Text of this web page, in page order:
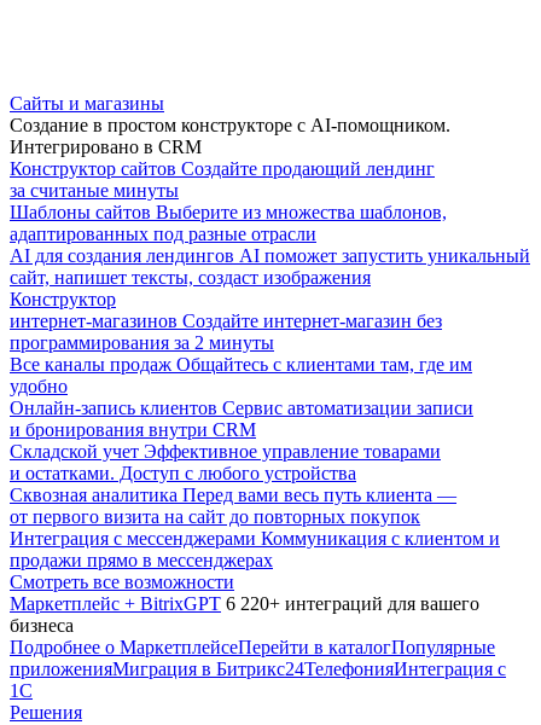
Сайты и магазины
Создание в простом конструкторе с AI-помощником.
Интегрировано в CRM
Конструктор сайтов Создайте продающий лендинг
за считаные минуты
Шаблоны сайтов Выберите из множества шаблонов,
адаптированных под разные отрасли
AI для создания лендингов AI поможет запустить уникальный
сайт, напишет тексты, создаст изображения
Конструктор
интернет-магазинов Создайте интернет-магазин без
программирования за 2 минуты
Все каналы продаж Общайтесь с клиентами там, где им
удобно
Онлайн-запись клиентов Сервис автоматизации записи
и бронирования внутри CRM
Складской учет Эффективное управление товарами
и остатками. Доступ с любого устройства
Сквозная аналитика Перед вами весь путь клиента —
от первого визита на сайт до повторных покупок
Интеграция с мессенджерами Коммуникация с клиентом и
продажи прямо в мессенджерах
Смотреть все возможности
Маркетплейс + BitrixGPT 6 220+ интеграций для вашего
бизнеса
Подробнее о МаркетплейсеПерейти в каталогПопулярные
приложенияМиграция в Битрикс24ТелефонияИнтеграция с
1С
Решения